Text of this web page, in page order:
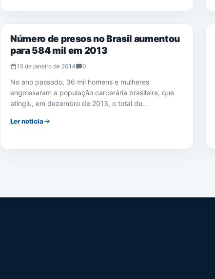
NOTÍCIAS
Número de presos no Brasil aumentou
para 584 mil em 2013
15 de janeiro de 2014 0
No ano passado, 36 mil homens e mulheres
engrossaram a população carcerária brasileira, que
atingiu, em dezembro de 2013, o total de…
Ler notícia